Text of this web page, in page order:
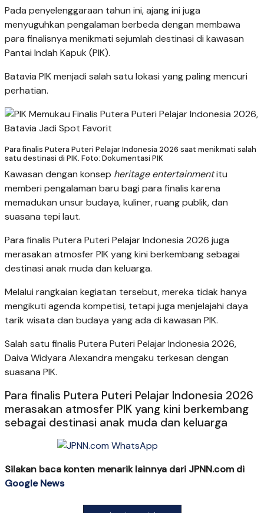
Pada penyelenggaraan tahun ini, ajang ini juga
menyuguhkan pengalaman berbeda dengan membawa
para finalisnya menikmati sejumlah destinasi di kawasan
Pantai Indah Kapuk (PIK).
Batavia PIK menjadi salah satu lokasi yang paling mencuri
perhatian.
Para finalis Putera Puteri Pelajar Indonesia 2026 saat menikmati salah
satu destinasi di PIK. Foto: Dokumentasi PIK
Kawasan dengan konsep heritage entertainmentitu
memberi pengalaman baru bagi para finalis karena
memadukan unsur budaya, kuliner, ruang publik, dan
suasana tepi laut.
Para finalis Putera Puteri Pelajar Indonesia 2026 juga
merasakan atmosfer PIK yang kini berkembang sebagai
destinasi anak muda dan keluarga.
Melalui rangkaian kegiatan tersebut, mereka tidak hanya
mengikuti agenda kompetisi, tetapi juga menjelajahi daya
tarik wisata dan budaya yang ada di kawasan PIK.
Salah satu finalis Putera Puteri Pelajar Indonesia 2026,
Daiva Widyara Alexandra mengaku terkesan dengan
suasana PIK.
Para finalis Putera Puteri Pelajar Indonesia 2026
merasakan atmosfer PIK yang kini berkembang
sebagai destinasi anak muda dan keluarga
Silakan baca konten menarik lainnya dari JPNN.com di
Google News